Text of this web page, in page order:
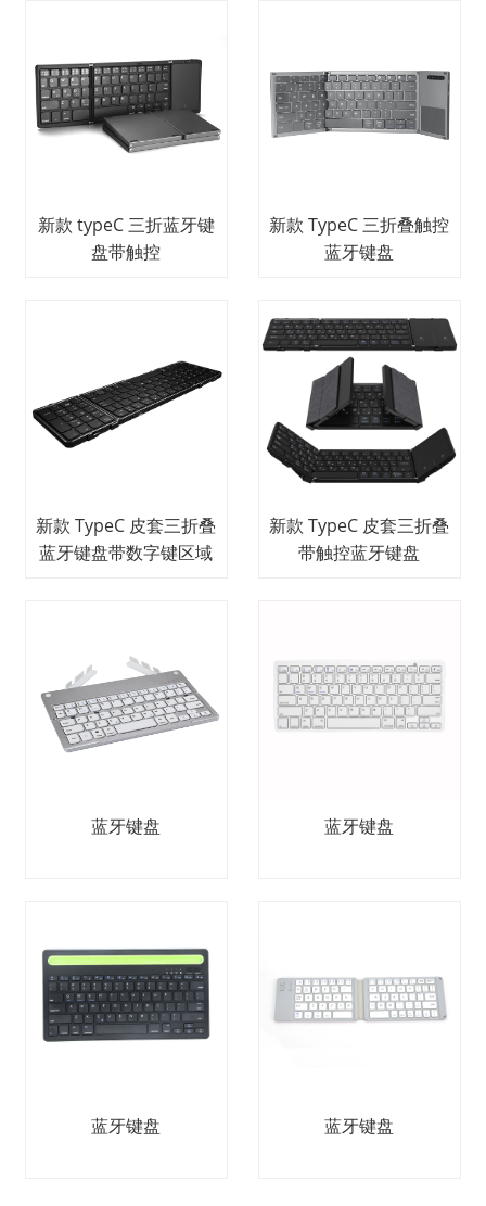
新款 typeC 三折蓝牙键
盘带触控
新款 TypeC 三折叠触控
蓝牙键盘
新款 TypeC 皮套三折叠
蓝牙键盘带数字键区域
新款 TypeC 皮套三折叠
带触控蓝牙键盘
蓝牙键盘 蓝牙键盘
蓝牙键盘 蓝牙键盘